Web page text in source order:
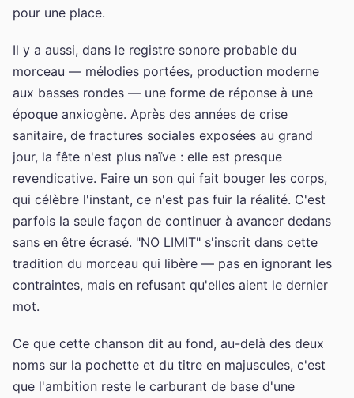
pour une place.
Il y a aussi, dans le registre sonore probable du
morceau — mélodies portées, production moderne
aux basses rondes — une forme de réponse à une
époque anxiogène. Après des années de crise
sanitaire, de fractures sociales exposées au grand
jour, la fête n'est plus naïve : elle est presque
revendicative. Faire un son qui fait bouger les corps,
qui célèbre l'instant, ce n'est pas fuir la réalité. C'est
parfois la seule façon de continuer à avancer dedans
sans en être écrasé. "NO LIMIT" s'inscrit dans cette
tradition du morceau qui libère — pas en ignorant les
contraintes, mais en refusant qu'elles aient le dernier
mot.
Ce que cette chanson dit au fond, au-delà des deux
noms sur la pochette et du titre en majuscules, c'est
que l'ambition reste le carburant de base d'une